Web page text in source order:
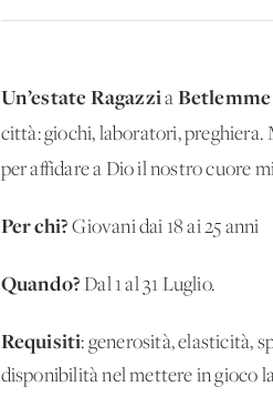
Un’estate Ragazzia
città: giochi, laboratori, preghiera.
per affidare a Dio il nostro cuore
Per chi?Giovani dai 18 ai 25 anni
Quando? Dal 1 al 31 Luglio.
Requisiti: generosità, elasticità,
disponibilità nel mettere in gioco